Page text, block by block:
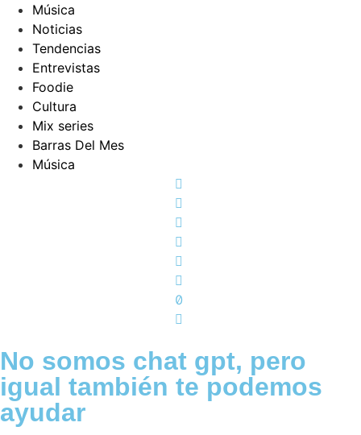
Música
Noticias
Tendencias
Entrevistas
Foodie
Cultura
Mix series
Barras Del Mes
Música
No somos chat gpt, pero
igual también te podemos
ayudar